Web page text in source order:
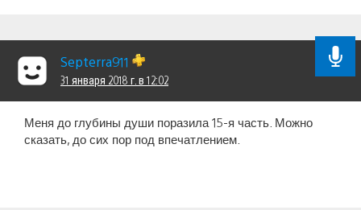
Septerra911
31 января 2018 г. в 12:02
Меня до глубины души поразила 15-я часть. Можно
сказать, до сих пор под впечатлением.